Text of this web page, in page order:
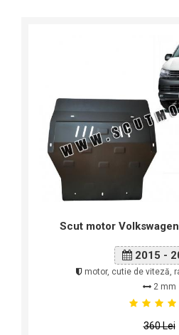
Scut motor
2015 -
motor, cutie de viteză,
2 mm
360 Lei